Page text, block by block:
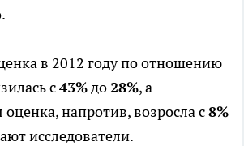
в 2012 году по отношению
с43%до28%, а
напротив, возросла с8%
исследователи.